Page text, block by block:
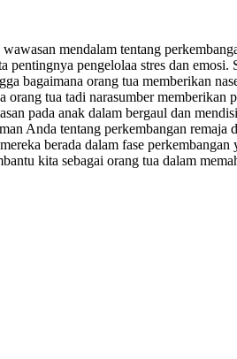
mendalam tentang
pengelolaa stres dan
bagaimana orang tua memberikan
tua tadi narasumber memberikan
pada anak dalam bergaul dan
Anda tentang perkembangan remaja
berada dalam fase
kita sebagai orang tua dalam